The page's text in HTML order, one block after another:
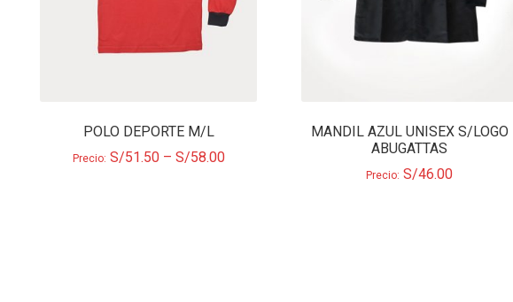
POLO DEPORTE M/L
Precio: S/51.50– S/58.00
MANDIL AZUL UNISEX S/LOGO
ABUGATTAS
Precio: S/46.00